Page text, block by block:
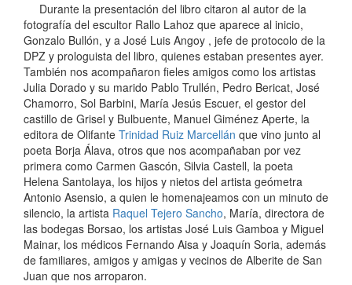
Durante la presentación del libro citaron al autor de la
fotografía del escultor Rallo Lahoz que aparece al inicio,
Gonzalo Bullón, y a José Luis Angoy , jefe de protocolo de la
DPZ y prologuista del libro, quienes estaban presentes ayer.
También nos acompañaron fieles amigos como los artistas
Julia Dorado y su marido Pablo Trullén, Pedro Bericat, José
Chamorro, Sol Barbini, María Jesús Escuer, el gestor del
castillo de Grisel y Bulbuente, Manuel Giménez Aperte, la
editora de Olifante Trinidad Ruiz Marcellán que vino junto al
poeta Borja Álava, otros que nos acompañaban por vez
primera como Carmen Gascón, Silvia Castell, la poeta
Helena Santolaya, los hijos y nietos del artista geómetra
Antonio Asensio, a quien le homenajeamos con un minuto de
silencio, la artista Raquel Tejero Sancho, María, directora de
las bodegas Borsao, los artistas José Luis Gamboa y Miguel
Mainar, los médicos Fernando Aisa y Joaquín Soria, además
de familiares, amigos y amigas y vecinos de Alberite de San
Juan que nos arroparon.